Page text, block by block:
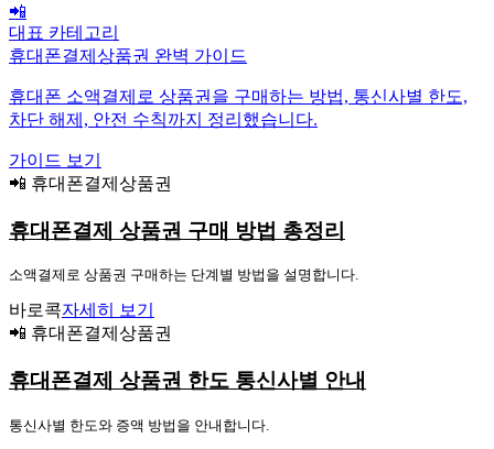
📲
대표 카테고리
휴대폰결제상품권 완벽 가이드
휴대폰 소액결제로 상품권을 구매하는 방법, 통신사별 한도,
차단 해제, 안전 수칙까지 정리했습니다.
가이드 보기
📲 휴대폰결제상품권
휴대폰결제 상품권 구매 방법 총정리
소액결제로 상품권 구매하는 단계별 방법을 설명합니다.
바로콕자세히 보기
📲 휴대폰결제상품권
휴대폰결제 상품권 한도 통신사별 안내
통신사별 한도와 증액 방법을 안내합니다.